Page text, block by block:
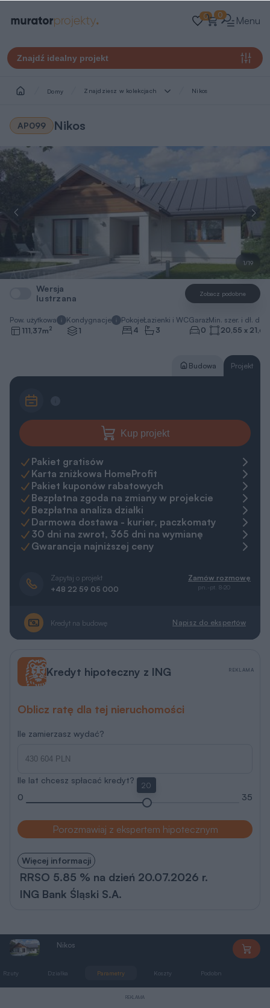
0 0 Menu
Znajdź idealny projekt
Domy Znajdziesz w kolekcjach Nikos
AP099 Nikos
1/19
Wersja
lustrzana
Zobacz podobne
Pow. użytkowa
111,37m2
Kondygnacje
1
Pokoje
4
Łazienki i WC
3
Garaż
0
Min. szer. i dł.
20,55 x 21,65
Budowa Projekt
Kup projekt
Pakiet gratisów
Karta zniżkowa HomeProfit
Pakiet kuponów rabatowych
Bezpłatna zgoda na zmiany w projekcie
Bezpłatna analiza działki
Darmowa dostawa - kurier, paczkomaty
30 dni na zwrot, 365 dni na wymianę
Gwarancja najniższej ceny
Zapytaj o projekt
+48 22 59 05 000
Zamów rozmowę
pn.-pt. 8-20
Kredyt na budowę Napisz do ekspertów
Kredyt hipoteczny z ING
Oblicz ratę dla tej nieruchomości
Ile zamierzasz wydać?
Ile lat chcesz spłacać kredyt?
0
20
35
Porozmawiaj z ekspertem hipotecznym
Więcej informacji
RRSO 5.85 % na dzień 20.07.2026 r.
ING Bank Śląski S.A.
REKLAMA
Nikos
Rzuty Działka Parametry Koszty Podobne
REKLAMA